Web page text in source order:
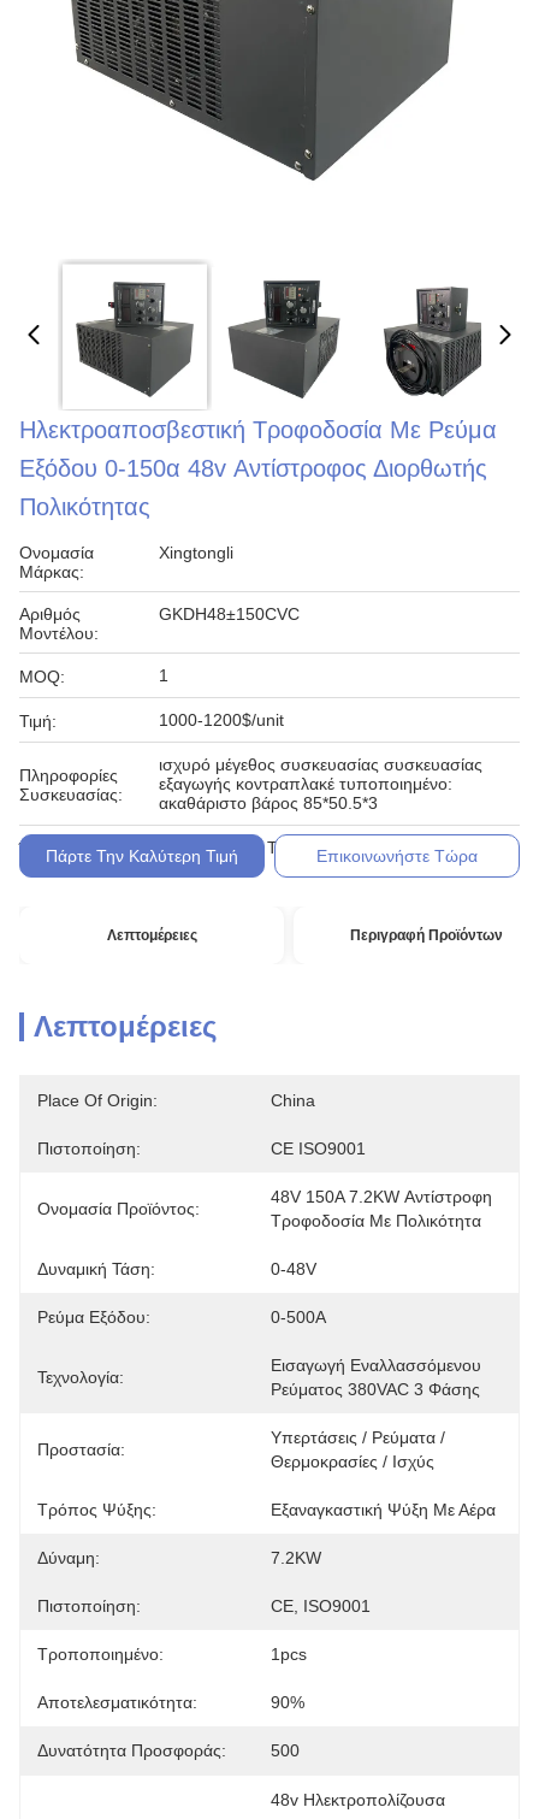
Ηλεκτροαποσβεστική Τροφοδοσία Με Ρεύμα
Εξόδου 0-150α 48v Αντίστροφος Διορθωτής
Πολικότητας
Ονομασία
Μάρκας:
Xingtongli
Αριθμός
Μοντέλου:
GKDH48±150CVC
MOQ: 1
Τιμή: 1000-1200$/unit
Πληροφορίες
Συσκευασίας:
ισχυρό μέγεθος συσκευασίας συσκευασίας
εξαγωγής κοντραπλακέ τυποποιημένο:
ακαθάριστο βάρος 85*50.5*3
Όροι Πληρωμής: Λ/Κ, D/A, D/P, T/T, Western Union, MoneyGram
Πάρτε Την Καλύτερη Τιμή Επικοινωνήστε Τώρα
Λεπτομέρειες Περιγραφή Προϊόντων
Λεπτομέρειες
Place Of Origin: China
Πιστοποίηση: CE ISO9001
Ονομασία Προϊόντος:
48V 150A 7.2KW Αντίστροφη
Τροφοδοσία Με Πολικότητα
Δυναμική Τάση: 0-48V
Ρεύμα Εξόδου: 0-500A
Τεχνολογία:
Εισαγωγή Εναλλασσόμενου
Ρεύματος 380VAC 3 Φάσης
Προστασία:
Υπερτάσεις / Ρεύματα /
Θερμοκρασίες / Ισχύς
Τρόπος Ψύξης: Εξαναγκαστική Ψύξη Με Αέρα
Δύναμη: 7.2KW
Πιστοποίηση: CE, ISO9001
Τροποποιημένο: 1pcs
Αποτελεσματικότητα: 90%
Δυνατότητα Προσφοράς: 500
48v Ηλεκτροπολίζουσα